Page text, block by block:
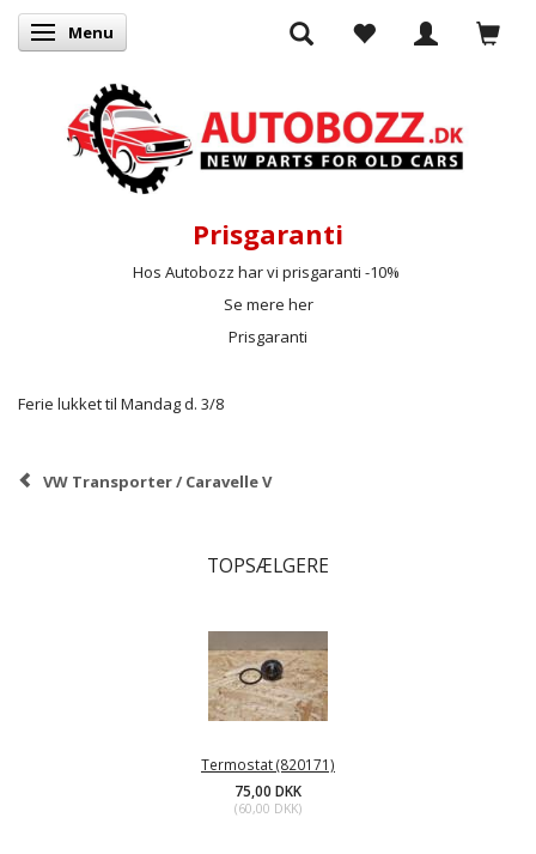
Skifte navigation
Menu
Prisgaranti
Hos Autobozz har vi prisgaranti -10%
Se mere her
Prisgaranti
Ferie lukket til Mandag d. 3/8
VW Transporter / Caravelle V
TOPSÆLGERE
Termostat (820171)
75,00 DKK
(60,00 DKK)